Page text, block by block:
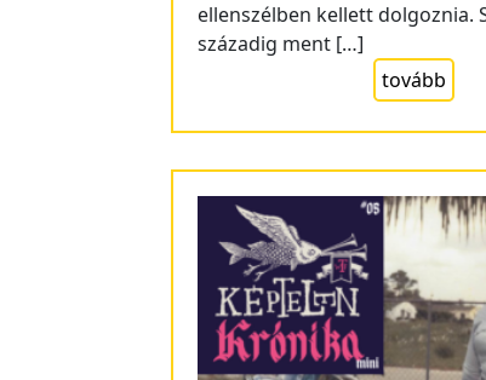
ellenszélben kellett dolgoznia.
századig ment […]
tovább